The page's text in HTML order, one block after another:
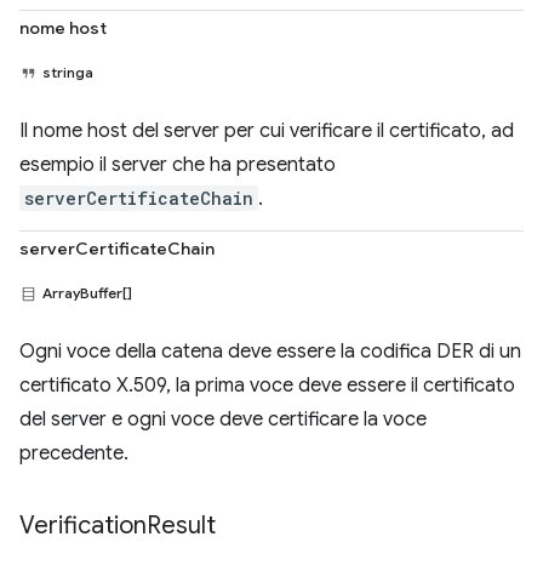
nome host
stringa
Il nome host del server per cui verificare il certificato, ad
esempio il server che ha presentato
serverCertificateChain .
serverCertificateChain
ArrayBuffer[]
Ogni voce della catena deve essere la codifica DER di un
certificato X.509, la prima voce deve essere il certificato
del server e ogni voce deve certificare la voce
precedente.
VerificationResult